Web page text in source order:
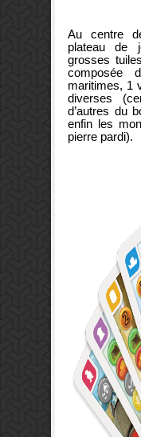
Au centre
plateau de
grosses
composée
maritimes, 1
diverses
d’autres du
enfin les
pierre pardi).